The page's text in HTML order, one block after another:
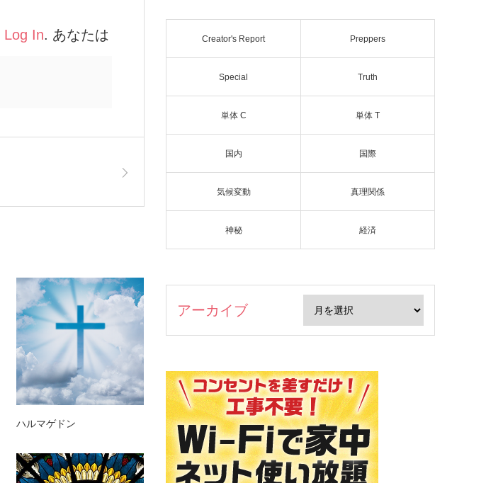
Log In. あなたは
ハルマゲドン
Creator's Report Preppers
Special Truth
単体 C 単体 T
国内 国際
気候変動 真理関係
神秘 経済
アーカイブ